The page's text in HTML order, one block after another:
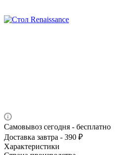
Самовывоз сегодня - бесплатно
Доставка завтра - 390 ₽
Характеристики